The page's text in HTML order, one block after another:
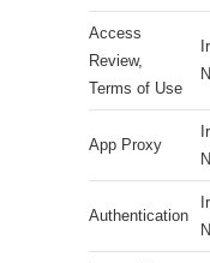
Access
Review,
Terms of Use
App Proxy
Authentication